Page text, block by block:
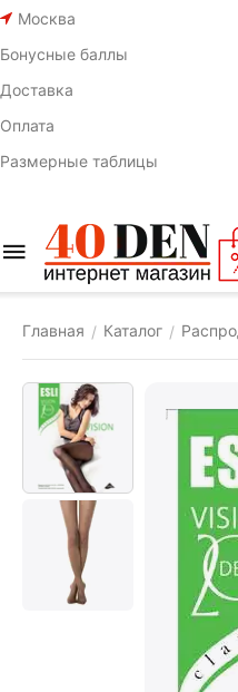
Москва
Бонусные баллы
Доставка
Оплата
Размерные таблицы
Главная / Каталог /